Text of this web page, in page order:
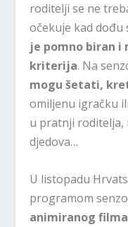
roditelji se ne
očekuje kad
je pomno biran
kriterija. Na
mogu šetati,
omiljenu igračku
u pratnji roditelja,
djedova…
U listopadu
programom
animiranog filma